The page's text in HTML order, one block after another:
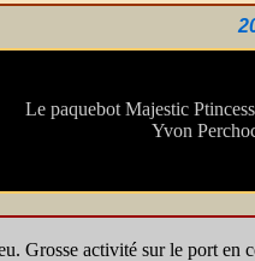
Le paquebot Majestic
Yvon
Grosse activité sur le port en